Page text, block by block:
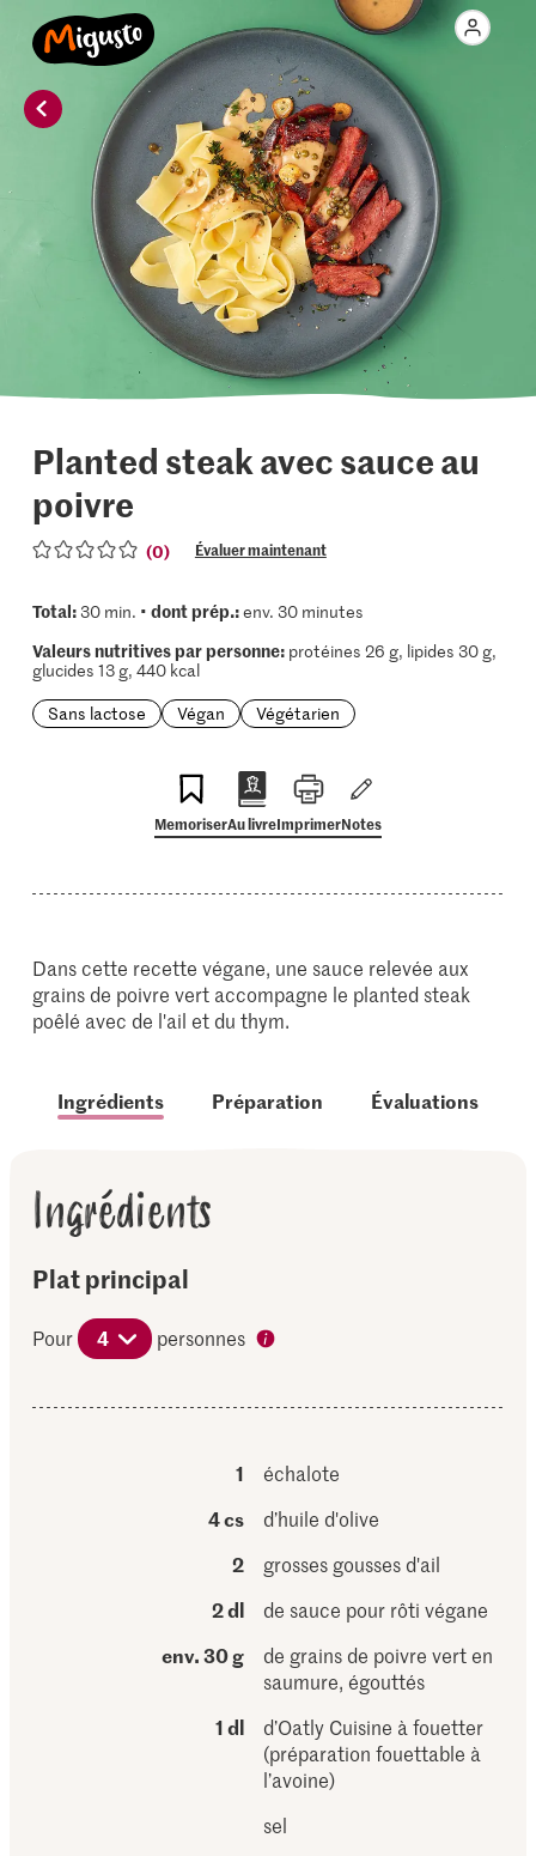
Planted steak avec sauce au
poivre
(0) Évaluer maintenant
Total:30 min. • dont prép.:env. 30 minutes
Valeurs nutritives par personne:protéines 26 g, lipides 30 g,
glucides 13 g, 440 kcal
Sans lactose
Végan Végétarien
MemoriserAu livreImprimerNotes
Dans cette recette végane, une sauce relevée aux
grains de poivre vert accompagne le planted steak
poêlé avec de l'ail et du thym.
Ingrédients Préparation Évaluations
Ingrédients
Plat principal
Pour 4 personnes
1
échalote
4 cs
d’huile d'olive
2
grosses gousses d'ail
2 dl
de sauce pour rôti végane
env. 30 g
de grains de poivre vert en
saumure, égouttés
1 dl
d’Oatly Cuisine à fouetter
(préparation fouettable à
l’avoine)
sel